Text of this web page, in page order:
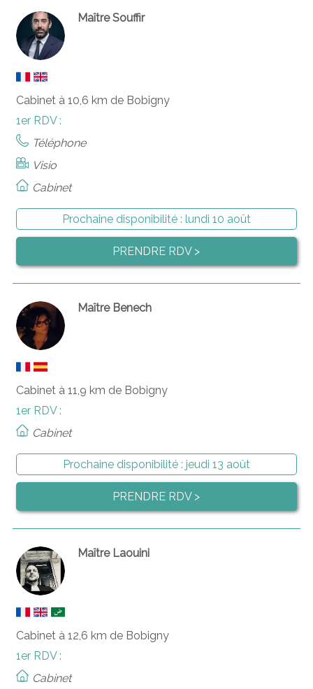
Maître Souffir
Cabinet à 10,6 km de Bobigny
1er RDV :
Téléphone
Visio
Cabinet
Prochaine disponibilité : lundi 10 août
PRENDRE RDV >
Maître Benech
Cabinet à 11,9 km de Bobigny
1er RDV :
Cabinet
Prochaine disponibilité : jeudi 13 août
PRENDRE RDV >
Maître Laouini
Cabinet à 12,6 km de Bobigny
1er RDV :
Cabinet